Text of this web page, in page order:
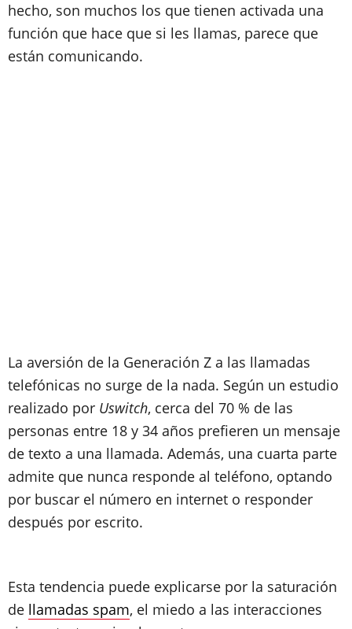
hecho, son muchos los que tienen activada una
función que hace que si les llamas, parece que
están comunicando.
La aversión de la Generación Z a las llamadas
telefónicas no surge de la nada. Según un estudio
realizado por Uswitch, cerca del 70 % de las
personas entre 18 y 34 años prefieren un mensaje
de texto a una llamada. Además, una cuarta parte
admite que nunca responde al teléfono, optando
por buscar el número en internet o responder
después por escrito.
Esta tendencia puede explicarse por la saturación
de llamadas spam, el miedo a las interacciones